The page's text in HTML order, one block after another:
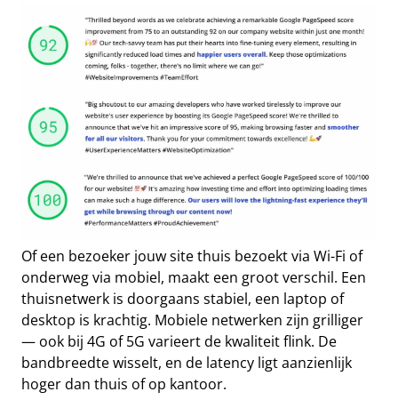
Of een bezoeker jouw site thuis bezoekt via Wi-Fi of
onderweg via mobiel, maakt een groot verschil. Een
thuisnetwerk is doorgaans stabiel, een laptop of
desktop is krachtig. Mobiele netwerken zijn grilliger
— ook bij 4G of 5G varieert de kwaliteit flink. De
bandbreedte wisselt, en de latency ligt aanzienlijk
hoger dan thuis of op kantoor.